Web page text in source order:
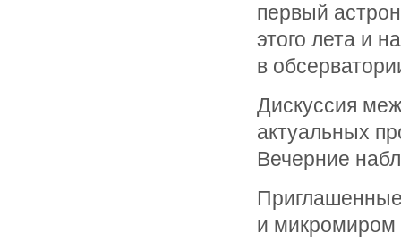
первый
этого лета и
в
Дискуссия
актуальных
Вечерние
и микромиром